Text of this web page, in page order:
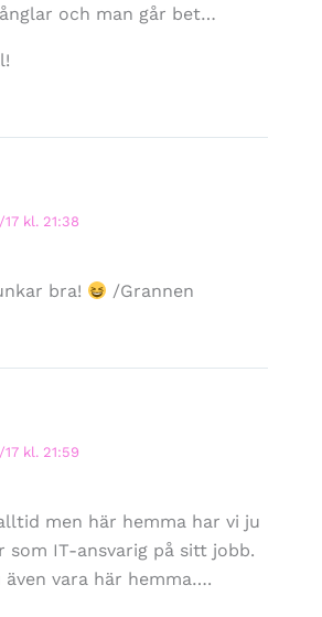
och man går bet…
kl. 21:38
bra! /Grannen
kl. 21:59
men här hemma har vi ju
som IT-ansvarig på sitt jobb.
vara här hemma….